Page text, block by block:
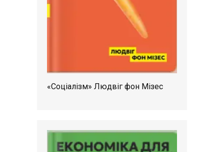
«Соціалізм» Людвіг фон Мізес